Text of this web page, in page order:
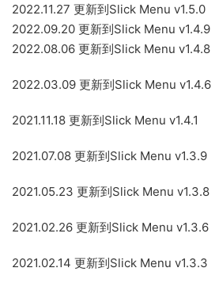
2022.11.27 更新到Slick Menu v1.5.0
2022.09.20 更新到Slick Menu v1.4.9
2022.08.06 更新到Slick Menu v1.4.8
2022.03.09 更新到Slick Menu v1.4.6
2021.11.18 更新到Slick Menu v1.4.1
2021.07.08 更新到Slick Menu v1.3.9
2021.05.23 更新到Slick Menu v1.3.8
2021.02.26 更新到Slick Menu v1.3.6
2021.02.14 更新到Slick Menu v1.3.3